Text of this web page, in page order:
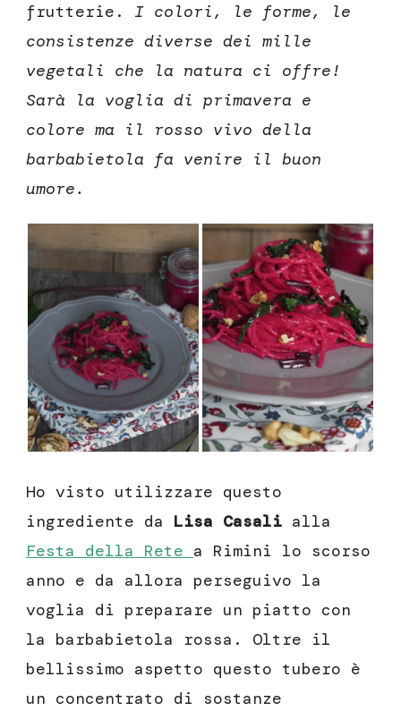
frutterie. I colori, le forme, le
consistenze diverse dei mille
vegetali che la natura ci offre!
Sarà la voglia di primavera e
colore ma il rosso vivo della
barbabietola fa venire il buon
umore.
Ho visto utilizzare questo
ingrediente da Lisa Casali alla
Festa della Rete a Rimini lo scorso
anno e da allora perseguivo la
voglia di preparare un piatto con
la barbabietola rossa. Oltre il
bellissimo aspetto questo tubero è
un concentrato di sostanze